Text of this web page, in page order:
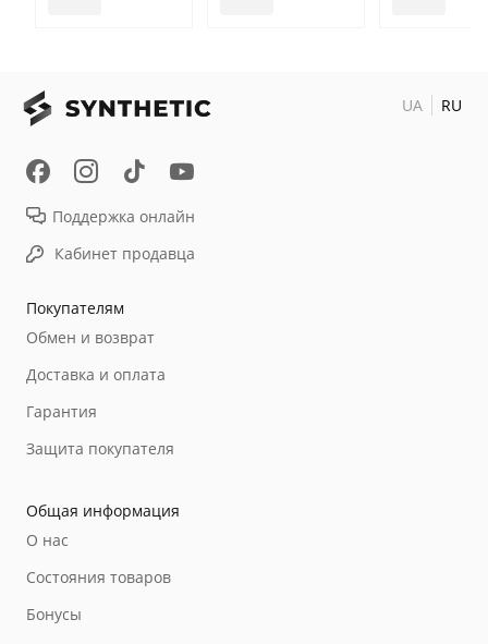
Покупателям
Обмен и возврат
Доставка и оплата
Гарантия
Защита покупателя
Общая информация
О нас
Состояния товаров
Бонусы
Поддержка онлайн
Кабинет продавца
UA RU